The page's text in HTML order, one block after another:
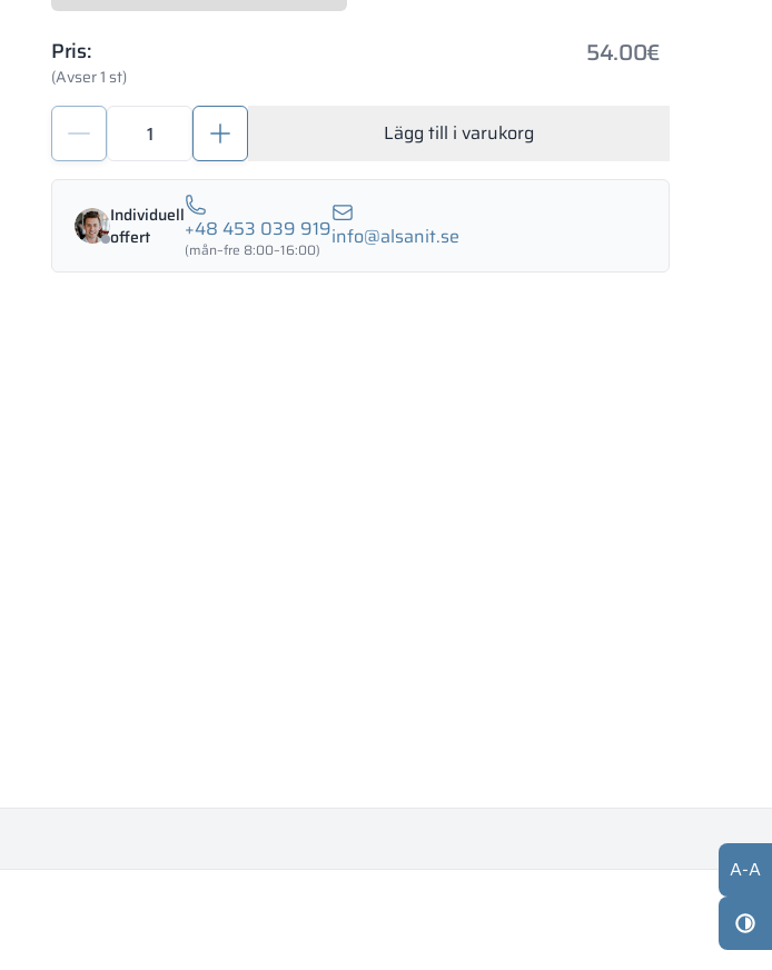
Pris:
(Avser 1 st)
54.00€
Komplett
beslag
för
kabiner
18mm
SOLARI
Lägg till i varukorg
Individuell
offert
+48 453 039 919
(mån–fre 8:00–16:00) info@alsanit.se
A-A